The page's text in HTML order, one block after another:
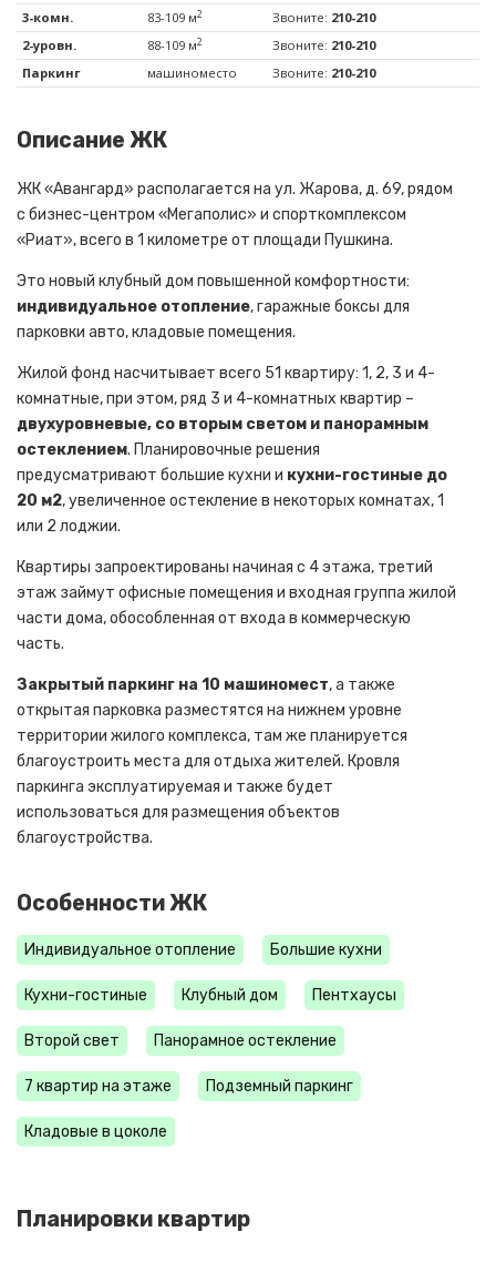
3-комн.
83-109 м2 Звоните: 210-210
2-уровн.
88-109 м2 Звоните: 210-210
Паркинг
машиноместо Звоните: 210-210
Описание ЖК
ЖК «Авангард» располагается на ул. Жарова, д. 69, рядом
с бизнес-центром «Мегаполис» и спорткомплексом
«Риат», всего в 1 километре от площади Пушкина.
Это новый клубный дом повышенной комфортности:
индивидуальное отопление, гаражные боксы для
парковки авто, кладовые помещения.
Жилой фонд насчитывает всего 51 квартиру: 1, 2, 3 и 4-
комнатные, при этом, ряд 3 и 4-комнатных квартир –
двухуровневые, со вторым светом и панорамным
остеклением. Планировочные решения
предусматривают большие кухни и кухни-гостиные до
20 м2, увеличенное остекление в некоторых комнатах, 1
или 2 лоджии.
Квартиры запроектированы начиная с 4 этажа, третий
этаж займут офисные помещения и входная группа жилой
части дома, обособленная от входа в коммерческую
часть.
Закрытый паркинг на 10 машиномест, а также
открытая парковка разместятся на нижнем уровне
территории жилого комплекса, там же планируется
благоустроить места для отдыха жителей. Кровля
паркинга эксплуатируемая и также будет
использоваться для размещения объектов
благоустройства.
Особенности ЖК
Индивидуальное отопление Большие кухни
Кухни-гостиные Клубный дом Пентхаусы
Второй свет Панорамное остекление
7 квартир на этаже Подземный паркинг
Кладовые в цоколе
Планировки квартир